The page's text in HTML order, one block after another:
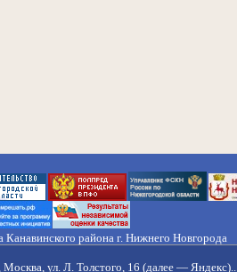
района г. Нижнего Новгорода
данных
ул. Л. Толстого, 16 (далее —